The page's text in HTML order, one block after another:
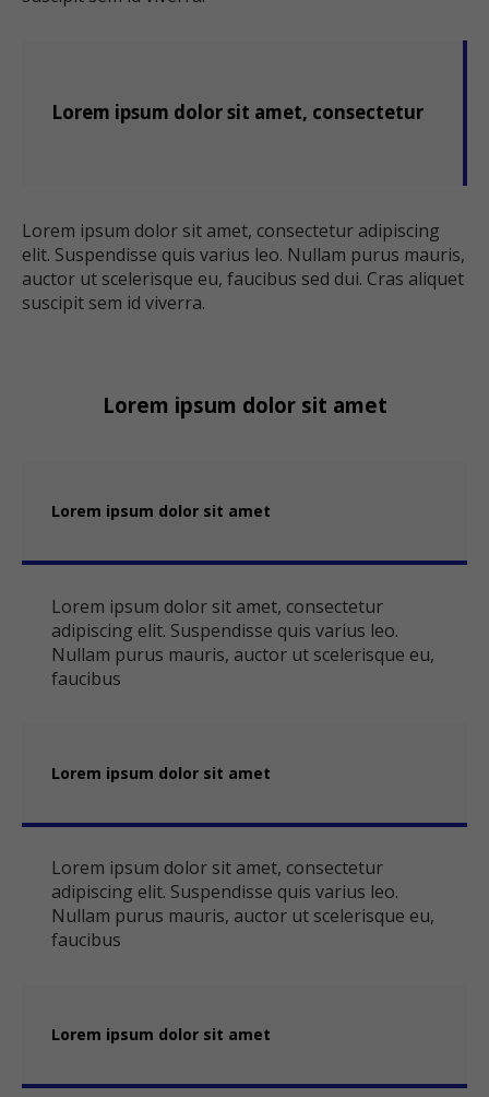
Lorem ipsum dolor sit amet, consectetur
Lorem ipsum dolor sit amet, consectetur adipiscing
elit. Suspendisse quis varius leo. Nullam purus mauris,
auctor ut scelerisque eu, faucibus sed dui. Cras aliquet
suscipit sem id viverra.
Lorem ipsum dolor sit amet
Lorem ipsum dolor sit amet
Lorem ipsum dolor sit amet, consectetur
adipiscing elit. Suspendisse quis varius leo.
Nullam purus mauris, auctor ut scelerisque eu,
faucibus
Lorem ipsum dolor sit amet
Lorem ipsum dolor sit amet, consectetur
adipiscing elit. Suspendisse quis varius leo.
Nullam purus mauris, auctor ut scelerisque eu,
faucibus
Lorem ipsum dolor sit amet